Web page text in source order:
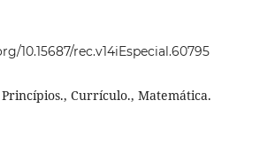
10.15687/rec.v14iEspecial.60795
Princípios., Currículo., Matemática.